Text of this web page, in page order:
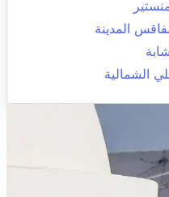
المدينة
الشمالية